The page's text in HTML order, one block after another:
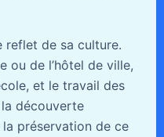
reflet de sa culture.
ou de l’hôtel de ville,
et le travail des
découverte
préservation de ce